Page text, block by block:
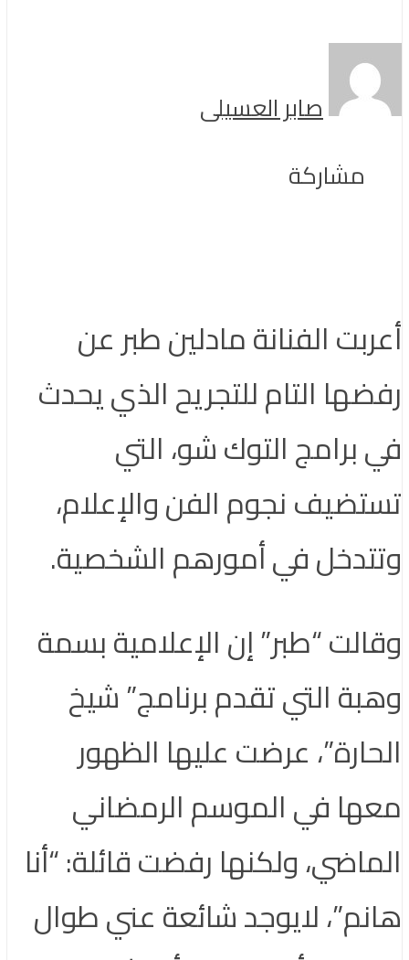
صابر العسيلى
مشاركة
أعربت الفنانة مادلين طبر عن
رفضها التام للتجريح الذي يحدث
في برامج التوك شو، التي
تستضيف نجوم الفن والإعلام،
وتتدخل في أمورهم الشخصية.
وقالت “طبر” إن الإعلامية بسمة
وهبة التي تقدم برنامج” شيخ
الحارة”، عرضت عليها الظهور
معها في الموسم الرمضاني
الماضي، ولكنها رفضت قائلة: “أنا
هانم”، لايوجد شائعة عني طوال